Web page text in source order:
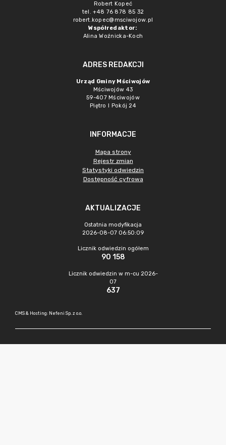
Robert Kopeć
tel. +48 76 878 85 32
robert.kopec@msciwojow.pl
Współredaktor:
Alina Woźnicka-Koch
ADRES REDAKCJI
Urząd Gminy Mściwojów
Mściwojów 43
59-407 Mściwojów
Piętro I Pokój 24
INFORMACJE
Mapa strony
Rejestr zmian
Statystyki odwiedzin
Dostępność cyfrowa
AKTUALIZACJE
Ostatnia modyfikacja
2026-08-07 06:50:09
Licznik odwiedzin ogółem
90 158
Licznik odwiedzin w m-cu 2026-
07
637
CMS & Hosting: Nefeni Sp. z o.o.